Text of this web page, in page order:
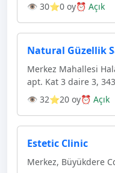
👁 30⭐0 oy⏰ Açık
Natural Güzellik
Merkez Mahallesi
apt. Kat 3 daire 3,
👁 32⭐20 oy⏰ Açık
Estetic Clinic
Merkez, Büyükdere